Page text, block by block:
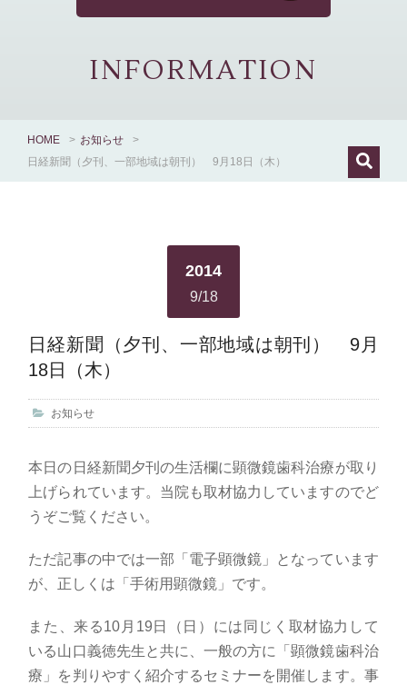
INFORMATION
HOME > お知らせ
>
日経新聞（夕刊、一部地域は朝刊） 9月18日（木）
2014
9/18
日経新聞（夕刊、一部地域は朝刊） 9月
18日（木）
お知らせ
本日の日経新聞夕刊の生活欄に顕微鏡歯科治療が取り
上げられています。当院も取材協力していますのでど
うぞご覧ください。
ただ記事の中では一部「電子顕微鏡」となっています
が、正しくは「手術用顕微鏡」です。
また、来る10月19日（日）には同じく取材協力して
いる山口義徳先生と共に、一般の方に「顕微鏡歯科治
療」を判りやすく紹介するセミナーを開催します。事